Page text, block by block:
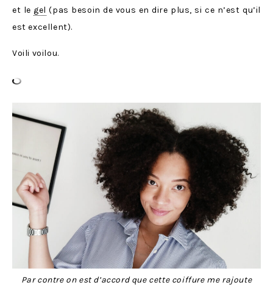
et le gel (pas besoin de vous en dire plus, si ce n’est qu’il
est excellent).
Voili voilou.
Par contre on est d’accord que cette coiffure me rajoute